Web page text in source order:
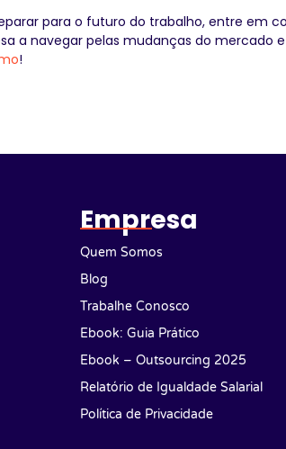
para o futuro do trabalho, entre em
a navegar pelas mudanças do mercado
!
Empresa
Quem Somos
Blog
Trabalhe Conosco
Ebook: Guia Prático
Ebook – Outsourcing 2025
Relatório de Igualdade Salarial
Política de Privacidade